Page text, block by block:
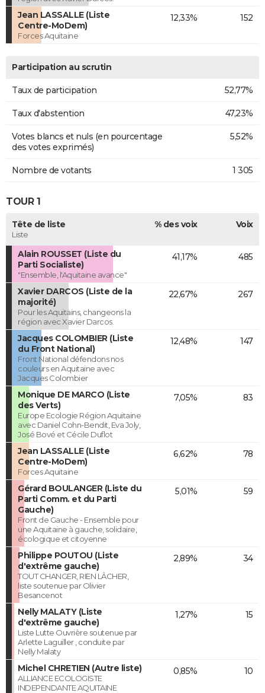
Jean LASSALLE (Liste
Centre-MoDem)
Forces Aquitaine
12,33% 152
Participation au scrutin
Taux de participation 52,77%
Taux d'abstention 47,23%
Votes blancs et nuls (en pourcentage
des votes exprimés)
5,52%
Nombre de votants 1 305
TOUR 1
Tête de liste
Liste
% des voix Voix
Alain ROUSSET (Liste du
Parti Socialiste)
"Ensemble, l'Aquitaine avance"
41,17% 485
Xavier DARCOS (Liste de la
majorité)
Pour les Aquitains, changeons la
région avec Xavier Darcos.
22,67% 267
Jacques COLOMBIER (Liste
du Front National)
Front National défendons nos
couleurs en Aquitaine avec
Jacques Colombier
12,48% 147
Monique DE MARCO (Liste
des Verts)
Europe Ecologie Région Aquitaine
avec Daniel Cohn-Bendit, Eva Joly,
José Bové et Cécile Duflot
7,05% 83
Jean LASSALLE (Liste
Centre-MoDem)
Forces Aquitaine
6,62% 78
Gérard BOULANGER (Liste du
Parti Comm. et du Parti
Gauche)
Front de Gauche - Ensemble pour
une Aquitaine à gauche, solidaire,
écologique et citoyenne
5,01% 59
Philippe POUTOU (Liste
d'extrême gauche)
TOUT CHANGER, RIEN LÂCHER,
liste soutenue par Olivier
Besancenot
2,89% 34
Nelly MALATY (Liste
d'extrême gauche)
Liste Lutte Ouvrière soutenue par
Arlette Laguiller , conduite par
Nelly Malaty
1,27% 15
Michel CHRETIEN (Autre liste)
ALLIANCE ECOLOGISTE
INDEPENDANTE AQUITAINE
0,85% 10